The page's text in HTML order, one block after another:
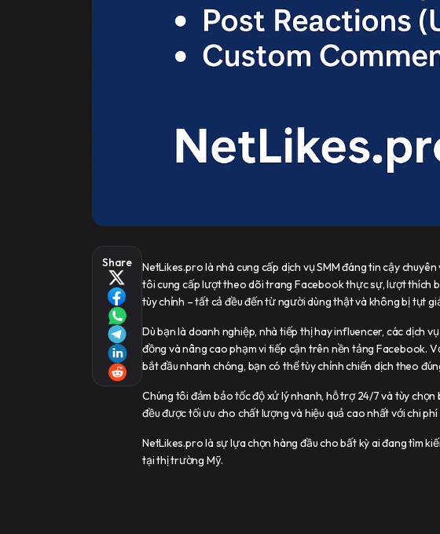
Share
NetLikes.pro là nhà cung cấp dịch vụ SMM đáng tin cậy
tôi cung cấp lượt theo dõi trang Facebook thực sự, lượt thích
tùy chỉnh – tất cả đều đến từ người dùng thật và không bị tụt
Dù bạn là doanh nghiệp, nhà tiếp thị hay influencer, các dịch
đồng và nâng cao phạm vi tiếp cận trên nền tảng Facebook.
bắt đầu nhanh chóng, bạn có thể tùy chỉnh chiến dịch theo
Chúng tôi đảm bảo tốc độ xử lý nhanh, hỗ trợ 24/7 và tùy
đều được tối ưu cho chất lượng và hiệu quả cao nhất với chi phí
NetLikes.pro là sự lựa chọn hàng đầu cho bất kỳ ai đang tìm
tại thị trường Mỹ.